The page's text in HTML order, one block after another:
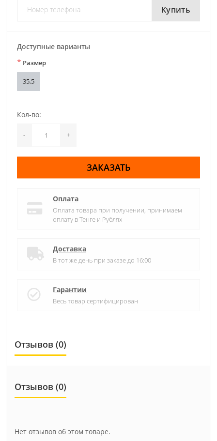
Купить
Доступные варианты
* Размер
35,5
Кол-во:
- +
ЗАКАЗАТЬ
Оплата
Оплата товара при получении, принимаем
оплату в Тенге и Рублях
Доставка
В тот же день при заказе до 16:00
Гарантии
Весь товар сертифицирован
Отзывов (0)
Отзывов (0)
Нет отзывов об этом товаре.